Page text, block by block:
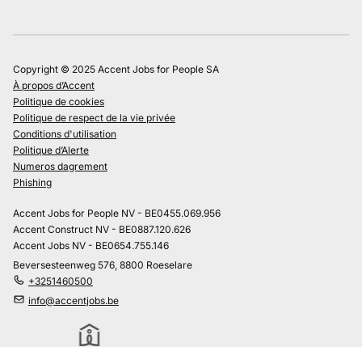
Copyright © 2025 Accent Jobs for People SA
À propos d’Accent
Politique de cookies
Politique de respect de la vie privée
Conditions d'utilisation
Politique d’Alerte
Numeros dagrement
Phishing
Accent Jobs for People NV - BE0455.069.956
Accent Construct NV - BE0887.120.626
Accent Jobs NV - BE0654.755.146
Beversesteenweg 576, 8800 Roeselare
+3251460500
info@accentjobs.be